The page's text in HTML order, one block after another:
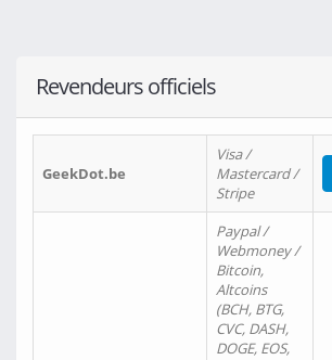
Revendeurs officiels
GeekDot.be
Visa /
Mastercard /
Stripe
Paypal /
Webmoney /
Bitcoin,
Altcoins
(BCH, BTG,
CVC, DASH,
DOGE, EOS,